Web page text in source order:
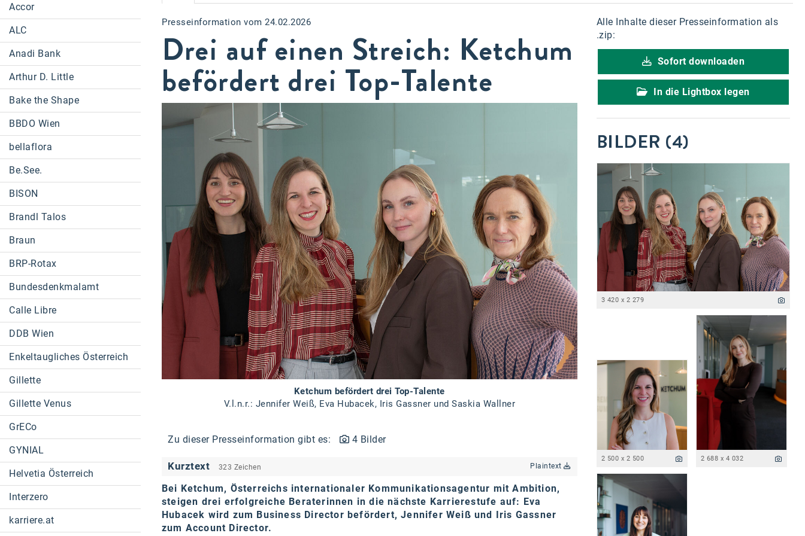
Accor
ALC
Anadi Bank
Arthur D. Little
Bake the Shape
BBDO Wien
bellaflora
Be.See.
BISON
Brandl Talos
Braun
BRP-Rotax
Bundesdenkmalamt
Calle Libre
DDB Wien
Enkeltaugliches Österreich
Gillette
Gillette Venus
GrECo
GYNIAL
Helvetia Österreich
Interzero
karriere.at
Presseinformation vom 24.02.2026
Drei auf einen Streich: Ketchum
befördert drei Top-Talente
Ketchum befördert drei Top-Talente
V.l.n.r.: Jennifer Weiß, Eva Hubacek, Iris Gassner und Saskia Wallner
Zu dieser Presseinformation gibt es: 4 Bilder
Kurztext 323 Zeichen Plaintext
Bei Ketchum, Österreichs internationaler Kommunikationsagentur mit Ambition,
steigen drei erfolgreiche Beraterinnen in die nächste Karrierestufe auf: Eva
Hubacek wird zum Business Director befördert, Jennifer Weiß und Iris Gassner
zum Account Director.
Alle Inhalte dieser Presseinformation als
.zip:
Sofort downloaden
In die Lightbox legen
BILDER (4)
3 420 x 2 279
2 500 x 2 500 2 688 x 4 032